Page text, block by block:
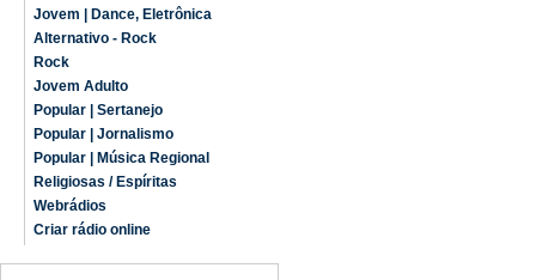
Jovem | Dance, Eletrônica
Alternativo - Rock
Rock
Jovem Adulto
Popular | Sertanejo
Popular | Jornalismo
Popular | Música Regional
Religiosas / Espíritas
Webrádios
Criar rádio online